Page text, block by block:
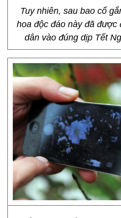
Tuy nhiên, sau bao cố
hoa độc đáo này đã
dân vào đúng dịp Tết